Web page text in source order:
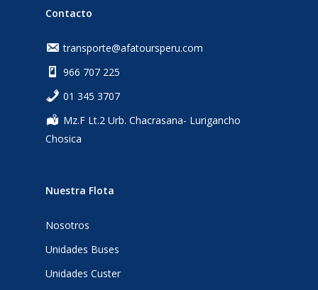
Contacto
transporte@afatoursperu.com
966 707 225
‎01 345 3707
Mz.F Lt.2 Urb. Chacrasana- Lurigancho
Chosica
Nuestra Flota
Nosotros
Unidades Buses
Unidades Custer